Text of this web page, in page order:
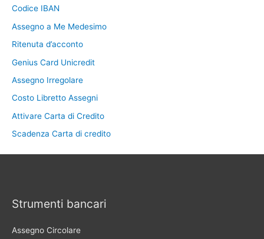
Codice IBAN
Assegno a Me Medesimo
Ritenuta d’acconto
Genius Card Unicredit
Assegno Irregolare
Costo Libretto Assegni
Attivare Carta di Credito
Scadenza Carta di credito
Strumenti bancari
Assegno Circolare